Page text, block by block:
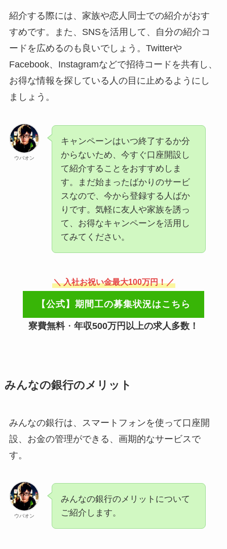
紹介する際には、家族や恋人同士での紹介がおす
すめです。また、SNSを活用して、自分の紹介コ
ードを広めるのも良いでしょう。Twitterや
Facebook、Instagramなどで招待コードを共有し、
お得な情報を探している人の目に止めるようにし
ましょう。
ウバオン
キャンペーンはいつ終了するか分
からないため、今すぐ口座開設し
て紹介することをおすすめしま
す。まだ始まったばかりのサービ
スなので、今から登録する人ばか
りです。気軽に友人や家族を誘っ
て、お得なキャンペーンを活用し
てみてください。
＼ 入社お祝い金最大100万円！／
【公式】期間工の募集状況はこちら
寮費無料・ 年収500万円以上の求人多数！
みんなの銀行のメリット
みんなの銀行は、スマートフォンを使って口座開
設、お金の管理ができる、画期的なサービスで
す。
ウバオン
みんなの銀行のメリットについて
ご紹介します。